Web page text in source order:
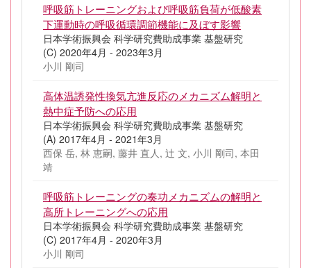
呼吸筋トレーニングおよび呼吸筋負荷が低酸素
下運動時の呼吸循環調節機能に及ぼす影響
日本学術振興会 科学研究費助成事業 基盤研究
(C) 2020年4月 - 2023年3月
小川 剛司
高体温誘発性換気亢進反応のメカニズム解明と
熱中症予防への応用
日本学術振興会 科学研究費助成事業 基盤研究
(A) 2017年4月 - 2021年3月
西保 岳, 林 恵嗣, 藤井 直人, 辻 文, 小川 剛司, 本田
靖
呼吸筋トレーニングの奏功メカニズムの解明と
高所トレーニングへの応用
日本学術振興会 科学研究費助成事業 基盤研究
(C) 2017年4月 - 2020年3月
小川 剛司